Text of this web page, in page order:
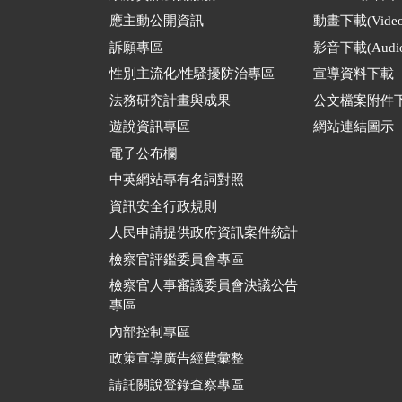
應主動公開資訊
訴願專區
性別主流化/性騷擾防治專區
法務研究計畫與成果
遊說資訊專區
電子公布欄
中英網站專有名詞對照
資訊安全行政規則
人民申請提供政府資訊案件統計
檢察官評鑑委員會專區
檢察官人事審議委員會決議公告
專區
內部控制專區
政策宣導廣告經費彙整
請託關說登錄查察專區
動畫下載
影音下載
宣導資料下載
公文檔案附件
網站連結圖示